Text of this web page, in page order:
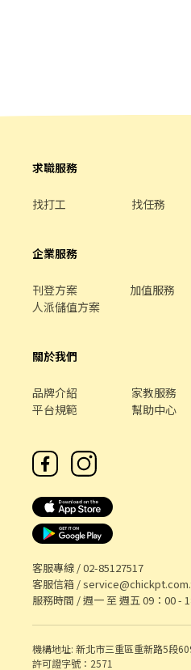
求職服務
找打工 找任務
企業服務
刊登方案 加值服務
人派儲值方案
關於我們
品牌介紹 家教服務
平台規範
幫助中心
客服專線 /02-85127517
客服信箱 /
服務時間 / 週一 至 週五 09：00 -
機構地址: 新北市三重區重新路5段
許可證字號：2571